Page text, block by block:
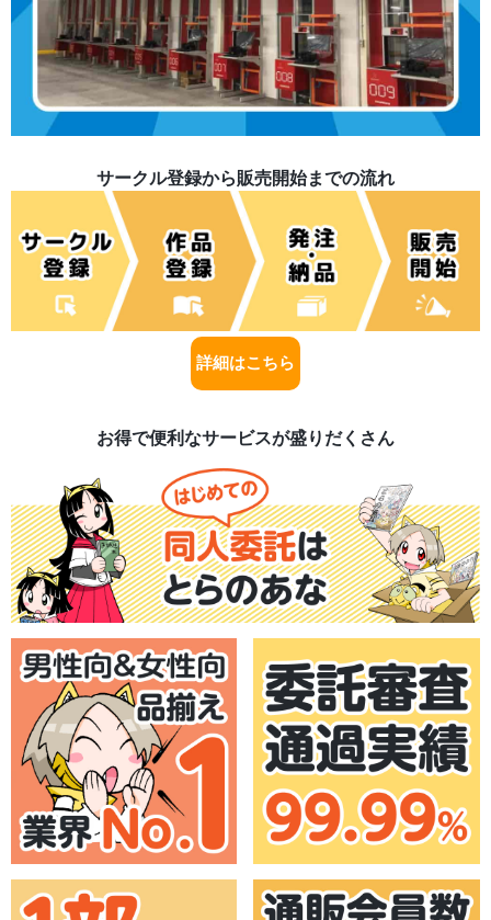
サークル登録から販売開始までの流れ
詳細はこちら
お得で便利なサービスが盛りだくさん